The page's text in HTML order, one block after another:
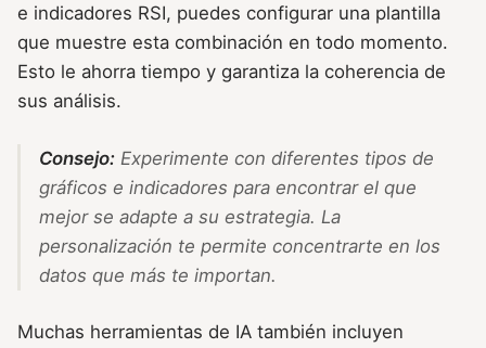
e indicadores RSI, puedes configurar una plantilla
que muestre esta combinación en todo momento.
Esto le ahorra tiempo y garantiza la coherencia de
sus análisis.
Consejo:Experimente con diferentes tipos de
gráficos e indicadores para encontrar el que
mejor se adapte a su estrategia. La
personalización te permite concentrarte en los
datos que más te importan.
Muchas herramientas de IA también incluyen